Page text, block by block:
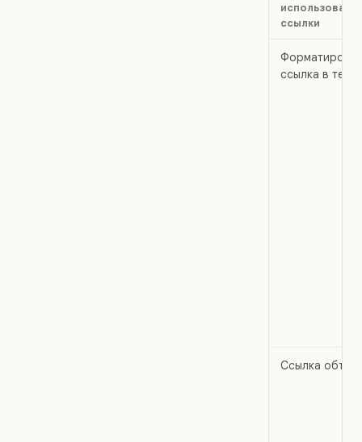
ссылки
ссылка в
Ссылка